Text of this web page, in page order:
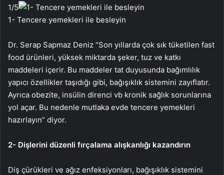
1/5
1- Tencere yemekleri ile besleyin
Dr. Serap Sapmaz Deniz “Son yıllarda çok sık tüketilen fast
food ürünleri, yüksek miktarda şeker, tuz ve katkı
maddeleri içerir. Bu maddeler tat duyusunda bağımlılık
yapıcı özellikler taşıdığı gibi, bağışıklık sistemini zayıflatır.
Ayrıca obezite, insülin direnci vb kronik sağlık sorunlarına
yol açar. Bu nedenle mutlaka evde tencere yemekleri
hazırlayın” diyor.
2- Dişlerini düzenli fırçalama alışkanlığı kazandırın
Diş çürükleri ve ağız enfeksiyonları, bağışıklık sistemini